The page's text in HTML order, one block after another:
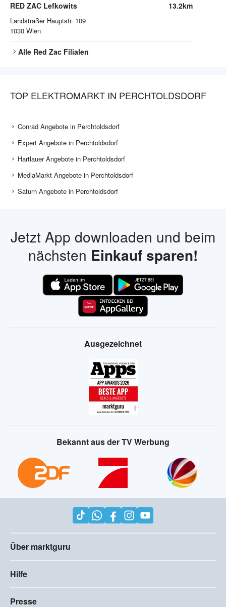
RED ZAC Lefkowits
Landstraßer Hauptstr. 109
1030 Wien
13.2km
Alle Red Zac Filialen
TOP ELEKTROMARKT IN PERCHTOLDSDORF
Conrad Angebote in Perchtoldsdorf
Expert Angebote in Perchtoldsdorf
Hartlauer Angebote in Perchtoldsdorf
MediaMarkt Angebote in Perchtoldsdorf
Saturn Angebote in Perchtoldsdorf
Jetzt App downloaden und beim
nächsten Einkauf sparen!
Ausgezeichnet
Bekannt aus der TV Werbung
Über marktguru
Hilfe
Presse